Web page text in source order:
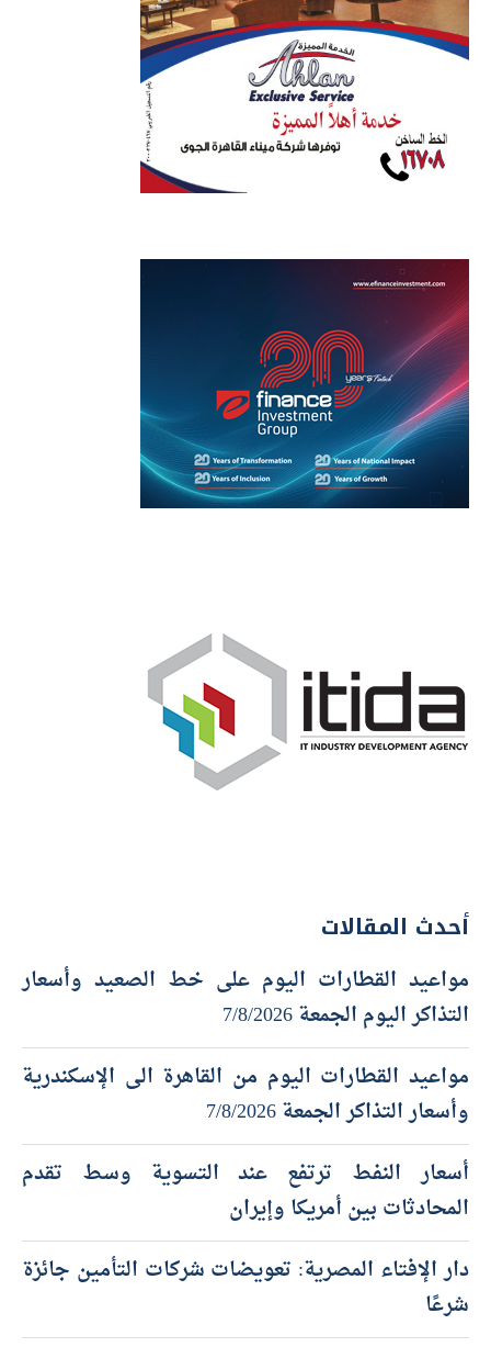
أحدث المقالات
مواعيد القطارات اليوم على خط الصعيد وأسعار
التذاكر اليوم الجمعة 7/8/2026
مواعيد القطارات اليوم من القاهرة الى الإسكندرية
وأسعار التذاكر الجمعة 7/8/2026
أسعار النفط ترتفع عند التسوية وسط تقدم
المحادثات بين أمريكا وإيران
دار الإفتاء المصرية: تعويضات شركات التأمين جائزة
شرعًا